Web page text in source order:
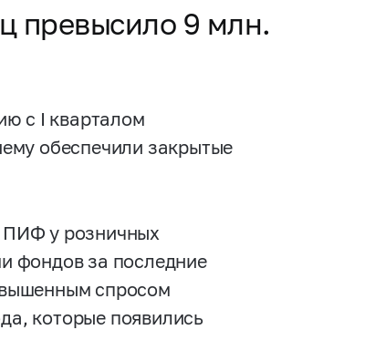
превысило 9 млн.
с I кварталом
обеспечили закрытые
ПИФ у розничных
фондов за последние
спросом
которые появились